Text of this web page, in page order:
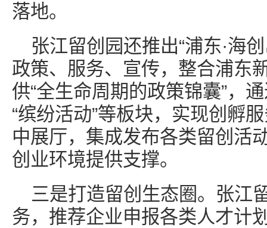
落地。
张江留创园还推出“浦东·海
政策、服务、宣传，整合浦东
供“全生命周期的政策锦囊”，通
“缤纷活动”等板块，实现创孵
中展厅，集成发布各类留创活
创业环境提供支撑。
三是打造留创生态圈。张江
务，推荐企业申报各类人才计